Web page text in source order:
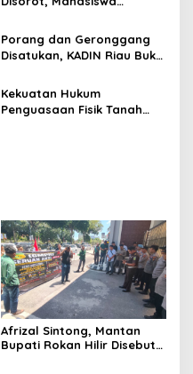
Pelindo
Porang dan Geronggang
Disatukan, KADIN Riau Buka
Bengkalis
Kekuatan Hukum
Penguasaan Fisik Tanah
Afrizal Sintong, Mantan
Bupati Rokan Hilir Disebut